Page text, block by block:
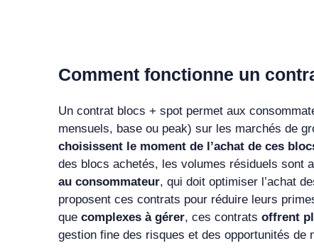
Comment fonctionne un
Un contrat blocs + spot permet aux
mensuels, base ou peak) sur les marchés de
choisissent le moment de l’achat de ces
des blocs achetés, les volumes résiduels sont
au consommateur, qui doit optimiser l’achat
proposent ces contrats pour réduire leurs
que complexes à gérer, ces contrats offrent
gestion fine des risques et des opportunités